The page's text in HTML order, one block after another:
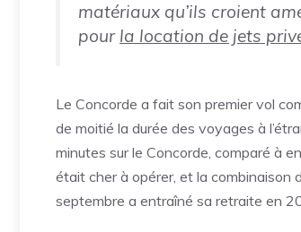
matériaux qu’ils croient
pour la location de jets
Le Concorde a fait son premier vol
de moitié la durée des voyages à
minutes sur le Concorde, comparé à
était cher à opérer, et la combinaison
septembre a entraîné sa retraite en